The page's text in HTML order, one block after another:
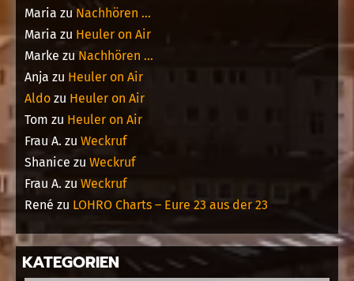
Maria zu Nachhören …
Maria zu Heuler on Air
Marke zu Nachhören …
Anja zu Heuler on Air
Aldo zu Heuler on Air
Tom zu Heuler on Air
Frau A. zu Weckruf
Shanice zu Weckruf
Frau A. zu Weckruf
René zu LOHRO Charts – Eure 23 aus der 23
KATEGORIEN